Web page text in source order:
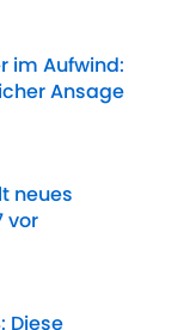
im Aufwind:
Ansage
neues
vor
Diese